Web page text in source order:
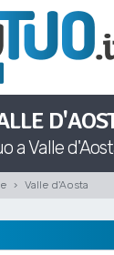
a Valle
Valle d'Aosta